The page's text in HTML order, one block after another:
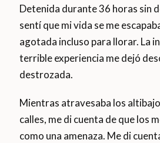
Detenida durante 36 horas sin
sentí que mi vida se me
agotada incluso para llorar. La
terrible experiencia me dejó
destrozada.
Mientras atravesaba los
calles, me di cuenta de que los
como una amenaza. Me di